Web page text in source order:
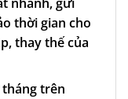
thời gian cho
thay thế của
tháng trên